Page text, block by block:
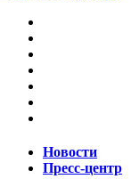
Новости
Пресс-центр